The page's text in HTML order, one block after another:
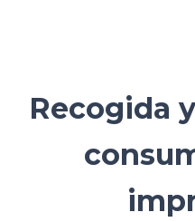
Recogida